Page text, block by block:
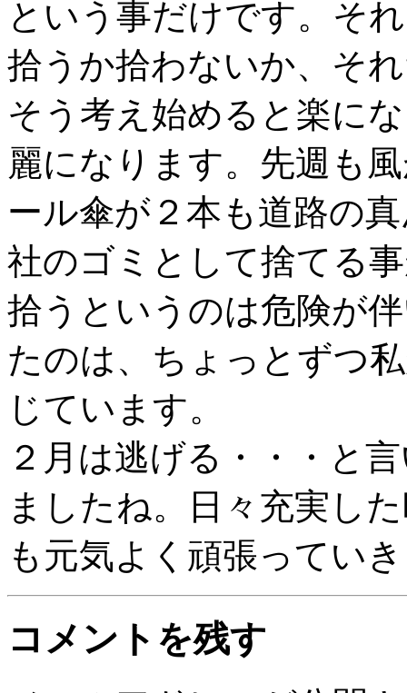
という事だけです。そ
拾うか拾わないか、そ
そう考え始めると楽に
麗になります。先週も
ール傘が２本も道路の
社のゴミとして捨てる
拾うというのは危険が
たのは、ちょっとずつ
じています。
２月は逃げる・・・と
ましたね。日々充実し
も元気よく頑張ってい
コメントを残す